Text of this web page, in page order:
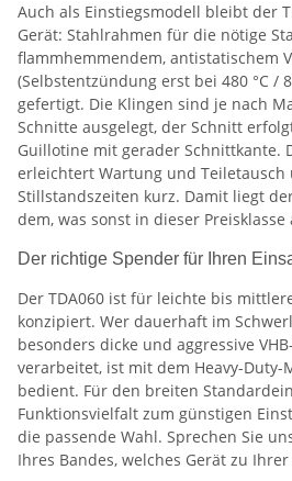
Auch als Einstiegsmodell bleibt der
Gerät: Stahlrahmen für die nötige
flammhemmendem, antistatischem
(Selbstentzündung erst bei 480 °C /
gefertigt. Die Klingen sind je nach
Schnitte ausgelegt, der Schnitt
Guillotine mit gerader Schnittkante.
erleichtert Wartung und Teiletausch
Stillstandszeiten kurz. Damit liegt
dem, was sonst in dieser
Der richtige Spender für Ihren
Der TDA060 ist für leichte bis
konzipiert. Wer dauerhaft im
besonders dicke und aggressive
verarbeitet, ist mit dem Heavy-Duty-
bedient. Für den breiten
Funktionsvielfalt zum günstigen
die passende Wahl. Sprechen Sie
Ihres Bandes, welches Gerät zu